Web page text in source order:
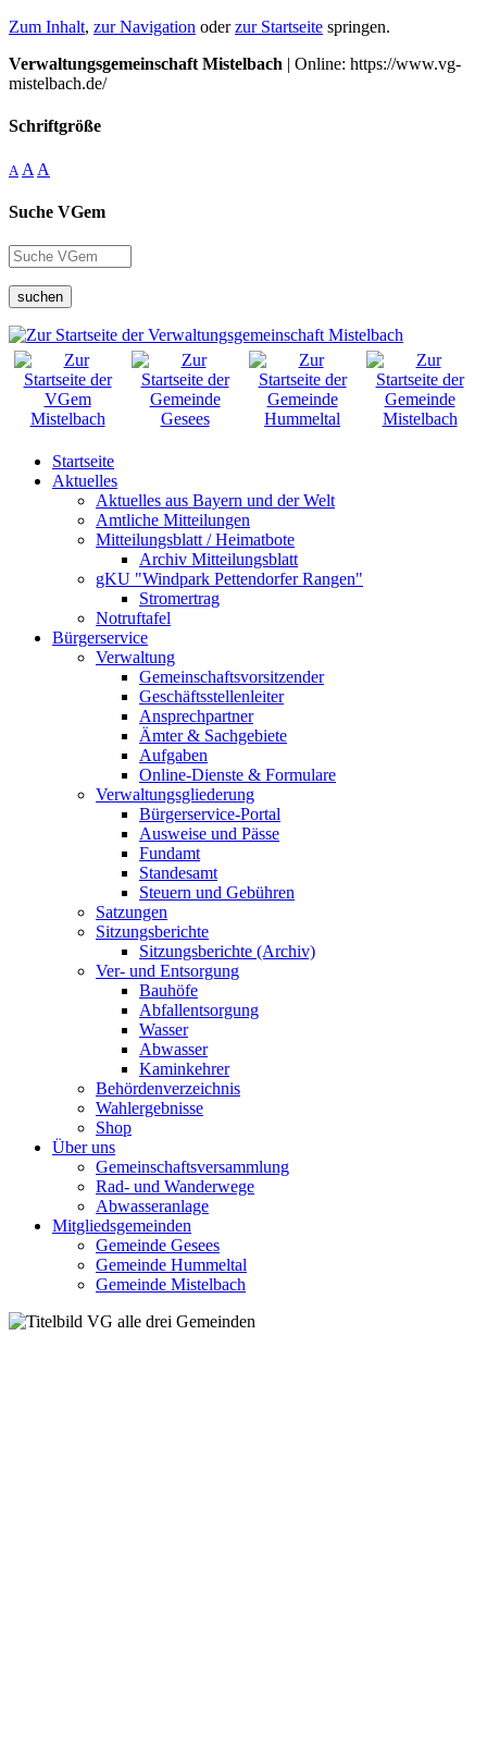
Zum Inhalt, zur Navigation oderzur Startseite springen.
Verwaltungsgemeinschaft Mistelbach | Online: https://www.vg-
mistelbach.de/
Schriftgröße
A A A
Suche VGem
suchen
Startseite
Aktuelles
Aktuelles aus Bayern und der Welt
Amtliche Mitteilungen
Mitteilungsblatt / Heimatbote
Archiv Mitteilungsblatt
gKU "Windpark Pettendorfer Rangen"
Stromertrag
Notruftafel
Bürgerservice
Verwaltung
Gemeinschaftsvorsitzender
Geschäftsstellenleiter
Ansprechpartner
Ämter & Sachgebiete
Aufgaben
Online-Dienste & Formulare
Verwaltungsgliederung
Bürgerservice-Portal
Ausweise und Pässe
Fundamt
Standesamt
Steuern und Gebühren
Satzungen
Sitzungsberichte
Sitzungsberichte (Archiv)
Ver- und Entsorgung
Bauhöfe
Abfallentsorgung
Wasser
Abwasser
Kaminkehrer
Behördenverzeichnis
Wahlergebnisse
Shop
Über uns
Gemeinschaftsversammlung
Rad- und Wanderwege
Abwasseranlage
Mitgliedsgemeinden
Gemeinde Gesees
Gemeinde Hummeltal
Gemeinde Mistelbach